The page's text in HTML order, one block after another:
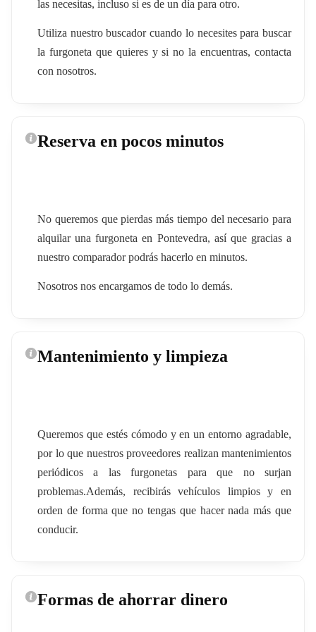
las necesitas, incluso si es de un día para otro.
Utiliza nuestro buscador cuando lo necesites para buscar
la furgoneta que quieres y si no la encuentras, contacta
con nosotros.
Reserva en pocos minutos
No queremos que pierdas más tiempo del necesario para
alquilar una furgoneta en Pontevedra, así que gracias a
nuestro comparador podrás hacerlo en minutos.
Nosotros nos encargamos de todo lo demás.
Mantenimiento y limpieza
Queremos que estés cómodo y en un entorno agradable,
por lo que nuestros proveedores realizan mantenimientos
periódicos a las furgonetas para que no surjan
problemas.Además, recibirás vehículos limpios y en
orden de forma que no tengas que hacer nada más que
conducir.
Formas de ahorrar dinero